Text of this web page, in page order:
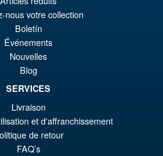
S.H.Figuarts Rebuild of
Evangelion Shinji Ikari Action
Figure
nous votre collection
Boletín
Événements
Nouvelles
Blog
SERVICES
Livraison
et d'affranchissement
de retour
FAQ’s